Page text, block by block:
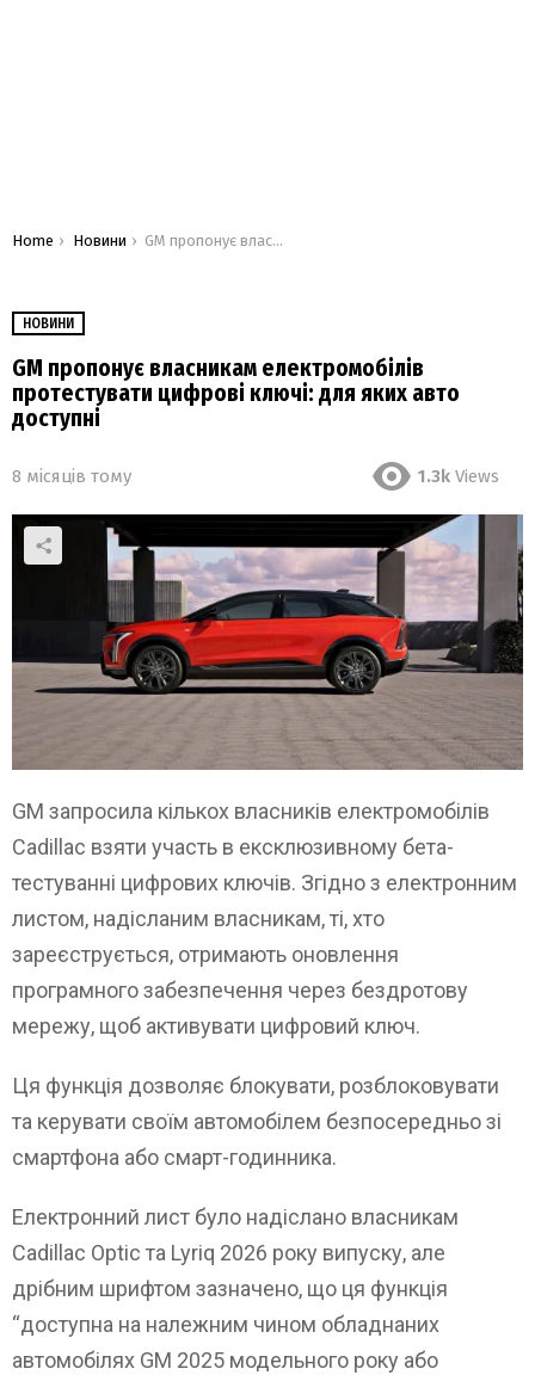
You are here:
Home Новини GM пропонує власникам електромобілів протестувати цифрові ключі: для яких авто доступні
НОВИНИ
GM пропонує власникам електромобілів
протестувати цифрові ключі: для яких авто
доступні
8 місяців тому 1.3k Views
GM запросила кількох власників електромобілів
Cadillac взяти участь в ексклюзивному бета-
тестуванні цифрових ключів. Згідно з електронним
листом, надісланим власникам, ті, хто
зареєструється, отримають оновлення
програмного забезпечення через бездротову
мережу, щоб активувати цифровий ключ.
Ця функція дозволяє блокувати, розблоковувати
та керувати своїм автомобілем безпосередньо зі
смартфона або смарт-годинника.
Електронний лист було надіслано власникам
Cadillac Optic та Lyriq 2026 року випуску, але
дрібним шрифтом зазначено, що ця функція
“доступна на належним чином обладнаних
автомобілях GM 2025 модельного року або